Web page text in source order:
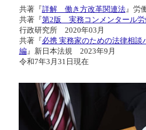
共著『 詳解 働き方改革関連法』労
共著『 第2版 実務コンメンタール労
行政研究所 2020年03月
共著『 必携 実務家のための法律相
編』新日本法規 2023年9月
令和7年3月31日現在